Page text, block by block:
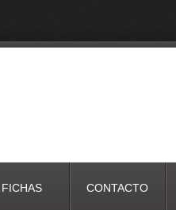
FICHAS CONTACTO